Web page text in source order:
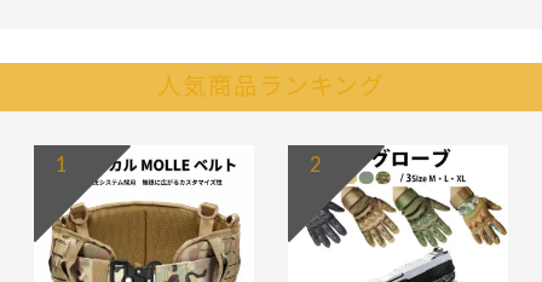
人気商品ランキング
1 2